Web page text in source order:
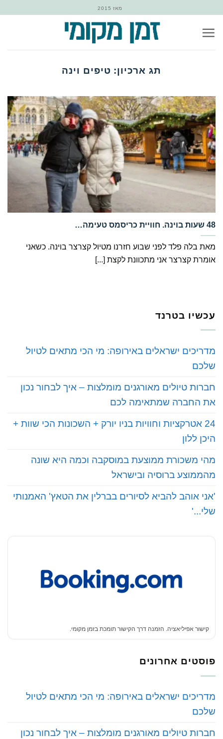
content
מאז 2015
תג ארכיון: טיפים וינה
מאת בלה פלד לפני שבוע חזרנו מטיול קצרצר בוינה. כשאני
אומרת קצרצר אני מתכוונת לקצת [...]
עכשיו בטרנד
מדריכים ישראלים באירופה: מי הכי מתאים לטיול
שלכם
חברות טיולים מאורגנים מומלצות – איך לבחור נכון
את החברה שמתאימה לכם
24 אטרקציות וחוויות בניו יורק + השכונות הכי שוות +
היכן ללון
מהי משכורת ממוצעת במוסקבה וכמה היא שונה
מהממוצע ברוסיה ובישראל
'אני אוהב להביא לסיורים בברלין את הטאץ' האמנותי
שלי...'
קישור אפיליאציה. הזמנה דרך הקישור תומכת בזמן מקומי.
פוסטים אחרונים
‏מדריכים ישראלים באירופה: מי הכי מתאים לטיול
שלכם
‏חברות טיולים מאורגנים מומלצות – איך לבחור נכון